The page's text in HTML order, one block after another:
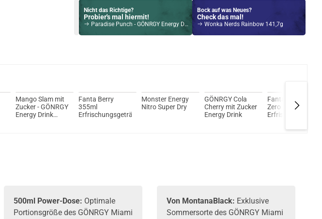
Nicht das Richtige?
Probier's mal hiermit!
Paradise Punch - GÖNRGY Energy Drink by MontanaBlack 500ml
Bock auf was Neues?
Check das mal!
Wonka Nerds Rainbow 141,7g
Mango Slam mit
Zucker - GÖNRGY
Energy Drink
Fanta Berry
355ml
Erfrischungsgetränk
Monster Energy
Nitro Super Dry
GÖNRGY Cola
Cherry mit Zucker
Energy Drink
Fanta Orange
Zero Sugar
500ml Power-Dose: Optimale
Portionsgröße des GÖNRGY Miami
Von MontanaBlack: Exklusive
Sommersorte des GÖNRGY Miami